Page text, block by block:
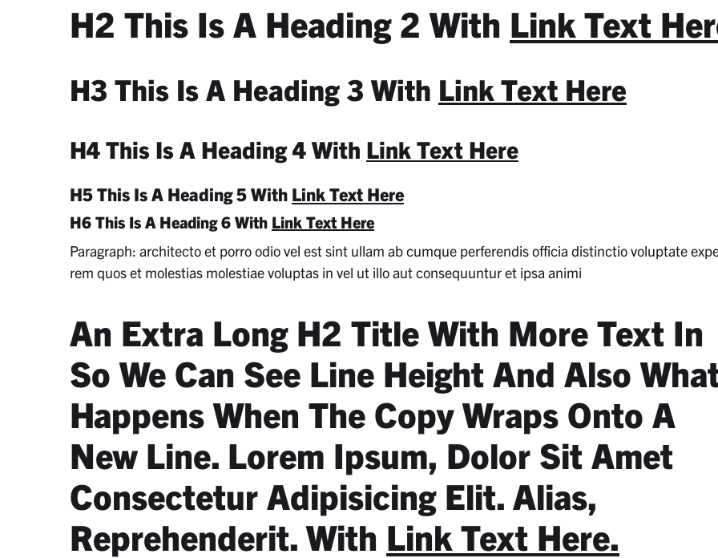
H2 This Is A Heading 2 With Link Text
H3 This Is A Heading 3 With Link Text Here
H4 This Is A Heading 4 With Link Text Here
H5 This Is A Heading 5 With Link Text Here
H6 This Is A Heading 6 With Link Text Here
Paragraph: architecto et porro odio vel est sint ullam ab cumque perferendis officia distinctio voluptate
rem quos et molestias molestiae voluptas in vel ut illo aut consequuntur et ipsa animi
An Extra Long H2 Title With More Text In
So We Can See Line Height And Also
Happens When The Copy Wraps Onto A
New Line. Lorem Ipsum, Dolor Sit Amet
Consectetur Adipisicing Elit. Alias,
Reprehenderit. With Link Text Here.